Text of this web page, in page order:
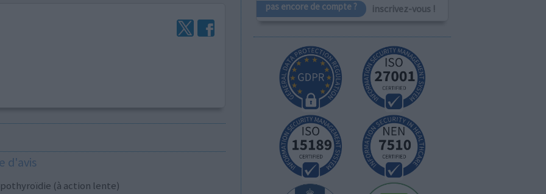
d'avis
(à action lente)
pas encore de compte ? inscrivez-vous !